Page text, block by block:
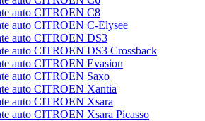
auto CITROEN C8
auto CITROEN C-Elysee
auto CITROEN DS3
auto CITROEN DS3 Crossback
auto CITROEN Evasion
auto CITROEN Saxo
auto CITROEN Xantia
auto CITROEN Xsara
auto CITROEN Xsara Picasso